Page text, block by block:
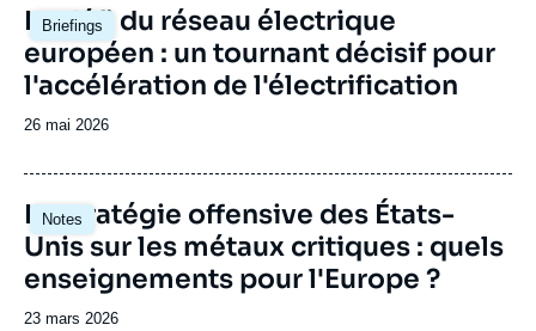
Briefings
Image
principale
Le défi du réseau électrique
européen : un tournant décisif pour
l'accélération de l'électrification
Date
publication
26 mai 2026
Notes
Image
principale
La stratégie offensive des États-
Unis sur les métaux critiques : quels
enseignements pour l'Europe ?
Date
23 mars 2026